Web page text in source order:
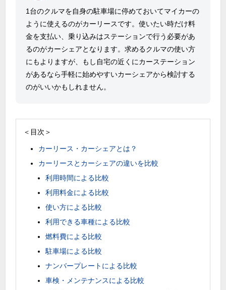
1台のクルマを自身の駐車場に停めておいてマイカーの
ように使えるのがカーリースです。使いたい時だけ料
金を支払い、乗り込みはステーションで行う必要があ
るのがカーシェアとなります。求めるクルマの使い方
にもよりますが、もし自宅の近くにカーステーション
があるなら手軽に始めやすいカーシェアから検討する
のがいいかもしれません。
＜目次＞
カーリース・カーシェアとは？
カーリースとカーシェアの違いを比較
利用時間による比較
利用料金による比較
使い方による比較
利用できる車種による比較
燃料費による比較
駐車場による比較
ナンバープレートによる比較
車検・メンテナンスによる比較